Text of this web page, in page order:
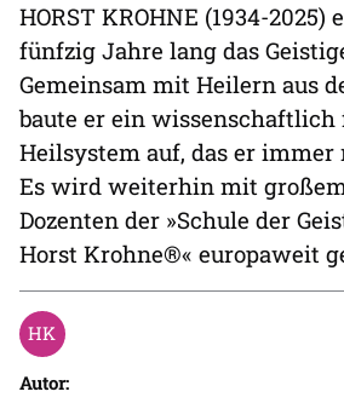
HORST KROHNE (1934-2025)
fünfzig Jahre lang das
Gemeinsam mit Heilern aus
baute er ein wissenschaftlich
Heilsystem auf, das er
Es wird weiterhin mit
Dozenten der »Schule der
Horst Krohne®« europaweit
Autor: